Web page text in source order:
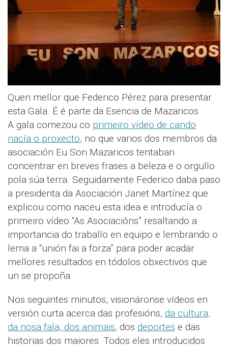
Quen mellor que Federico Pérez para presentar
esta Gala. É é parte da Esencia de Mazaricos
A gala comezou co primeiro vídeo de cando
nacía o proxecto, no que varios dos membros da
asociación Eu Son Mazaricos tentaban
concentrar en breves frases a beleza e o orgullo
pola súa terra. Seguidamente Federico daba paso
a presidenta da Asociación Janet Martínez que
explicou como naceu esta idea e introducía o
primeiro vídeo “As Asociacións” resaltando a
importancia do traballo en equipo e lembrando o
lema a “unión fai a forza” para poder acadar
mellores resultados en tódolos obxectivos que
un se propoña.
Nos seguintes minutos, visionáronse vídeos en
versión curta acerca das profesións, da cultura,
da nosa fala, dos animais, dos deportes e das
historias dos maiores. Todos eles introducidos